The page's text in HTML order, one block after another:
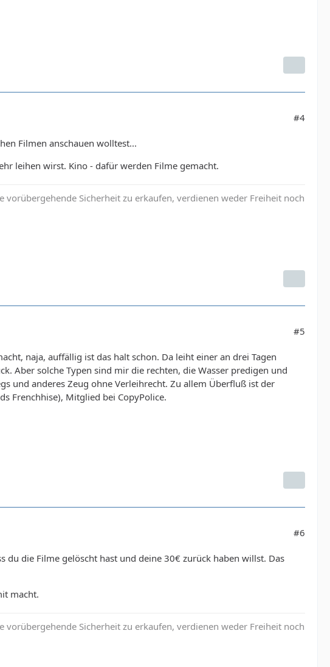
#4
Filmen anschauen wolltest...
leihen wirst. Kino - dafür werden Filme gemacht.
Sicherheit zu erkaufen, verdienen weder Freiheit noch
#5
naja, auffällig ist das halt schon. Da leiht einer an drei Tagen
Aber solche Typen sind mir die rechten, die Wasser predigen und
und anderes Zeug ohne Verleihrecht. Zu allem Überfluß ist der
Frenchhise), Mitglied bei CopyPolice.
#6
die Filme gelöscht hast und deine 30€ zurück haben willst. Das
macht.
Sicherheit zu erkaufen, verdienen weder Freiheit noch